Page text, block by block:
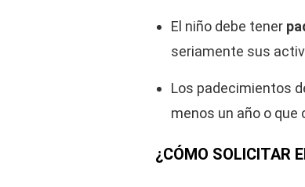
El niño debe tener
seriamente sus
Los padecimientos
menos un año o que
¿CÓMO SOLICITAR